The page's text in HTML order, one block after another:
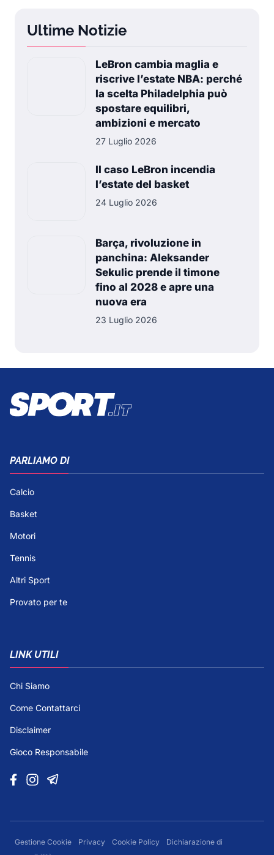
Ultime Notizie
LeBron cambia maglia e
riscrive l’estate NBA: perché
la scelta Philadelphia può
spostare equilibri,
ambizioni e mercato
27 Luglio 2026
Il caso LeBron incendia
l’estate del basket
24 Luglio 2026
Barça, rivoluzione in
panchina: Aleksander
Sekulic prende il timone
fino al 2028 e apre una
nuova era
23 Luglio 2026
PARLIAMO DI
Calcio
Basket
Motori
Tennis
Altri Sport
Provato per te
LINK UTILI
Chi Siamo
Come Contattarci
Disclaimer
Gioco Responsabile
Gestione Cookie Privacy Cookie Policy
Dichiarazione di